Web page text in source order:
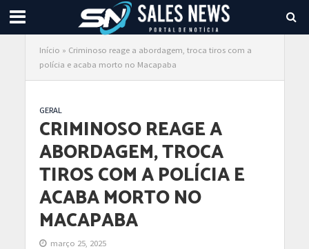
Início » Criminoso reage a abordagem, troca tiros com a
polícia e acaba morto no Macapaba
GERAL
CRIMINOSO REAGE A
ABORDAGEM, TROCA
TIROS COM A POLÍCIA E
ACABA MORTO NO
MACAPABA
março 25, 2025